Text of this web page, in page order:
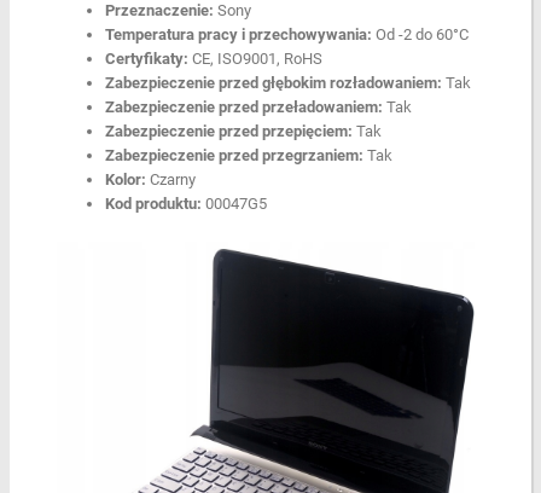
Przeznaczenie: Sony
Temperatura pracy i przechowywania: Od -2 do 60°C
Certyfikaty: CE, ISO9001, RoHS
Zabezpieczenie przed głębokim rozładowaniem: Tak
Zabezpieczenie przed przeładowaniem: Tak
Zabezpieczenie przed przepięciem: Tak
Zabezpieczenie przed przegrzaniem: Tak
Kolor: Czarny
Kod produktu: 00047G5